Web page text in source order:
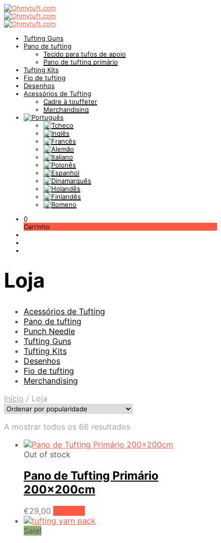
Tufting Guns
Pano de tufting
Tecido para tufos de apoio
Pano de tufting primário
Tufting Kits
Fio de tufting
Desenhos
Acessórios de Tufting
Cadre à touffeter
Merchandising
0
Carrinho
Loja
Acessórios de Tufting
Pano de tufting
Punch Needle
Tufting Guns
Tufting Kits
Desenhos
Fio de tufting
Merchandising
Início / Loja
A mostrar todos os 66 resultadosOrdenado
popularidade
Out of stock
Pano de Tufting Primário
200x200cm
€29,00
Sale!